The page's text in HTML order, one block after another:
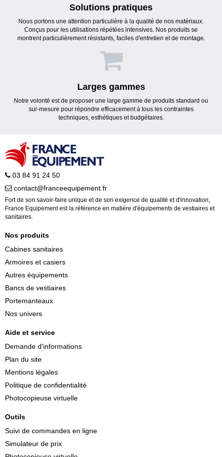
Solutions pratiques
Nous portons une attention particulière à la qualité de nos matériaux.
Conçus pour les utilisations répétées intensives. Nos produits se
montrent particulièrement résistants, faciles d'entretien et de montage.
Larges gammes
Notre volonté est de proposer une large gamme de produits standard ou
sur-mesure pour répondre efficacement à tous les contraintes
techniques, esthétiques et budgétaires.
03 84 91 24 50
contact@franceequipement.fr
Fort de son savoir-faire unique et de son exigence de qualité et d'innovation,
France Equipement est la référence en matière d'équipements de vestiaires et
sanitaires.
Nos produits
Cabines sanitaires
Armoires et casiers
Autres équipements
Bancs de vestiaires
Portemanteaux
Nos univers
Aide et service
Demande d'informations
Plan du site
Mentions légales
Politique de confidentialité
Photocopieuse virtuelle
Outils
Suivi de commandes en ligne
Simulateur de prix